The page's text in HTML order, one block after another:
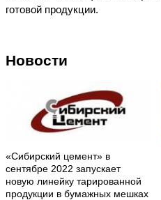
готовой продукции.
Новости
«Сибирский цемент» в
сентябре 2022 запускает
новую линейку тарированной
продукции в бумажных мешках